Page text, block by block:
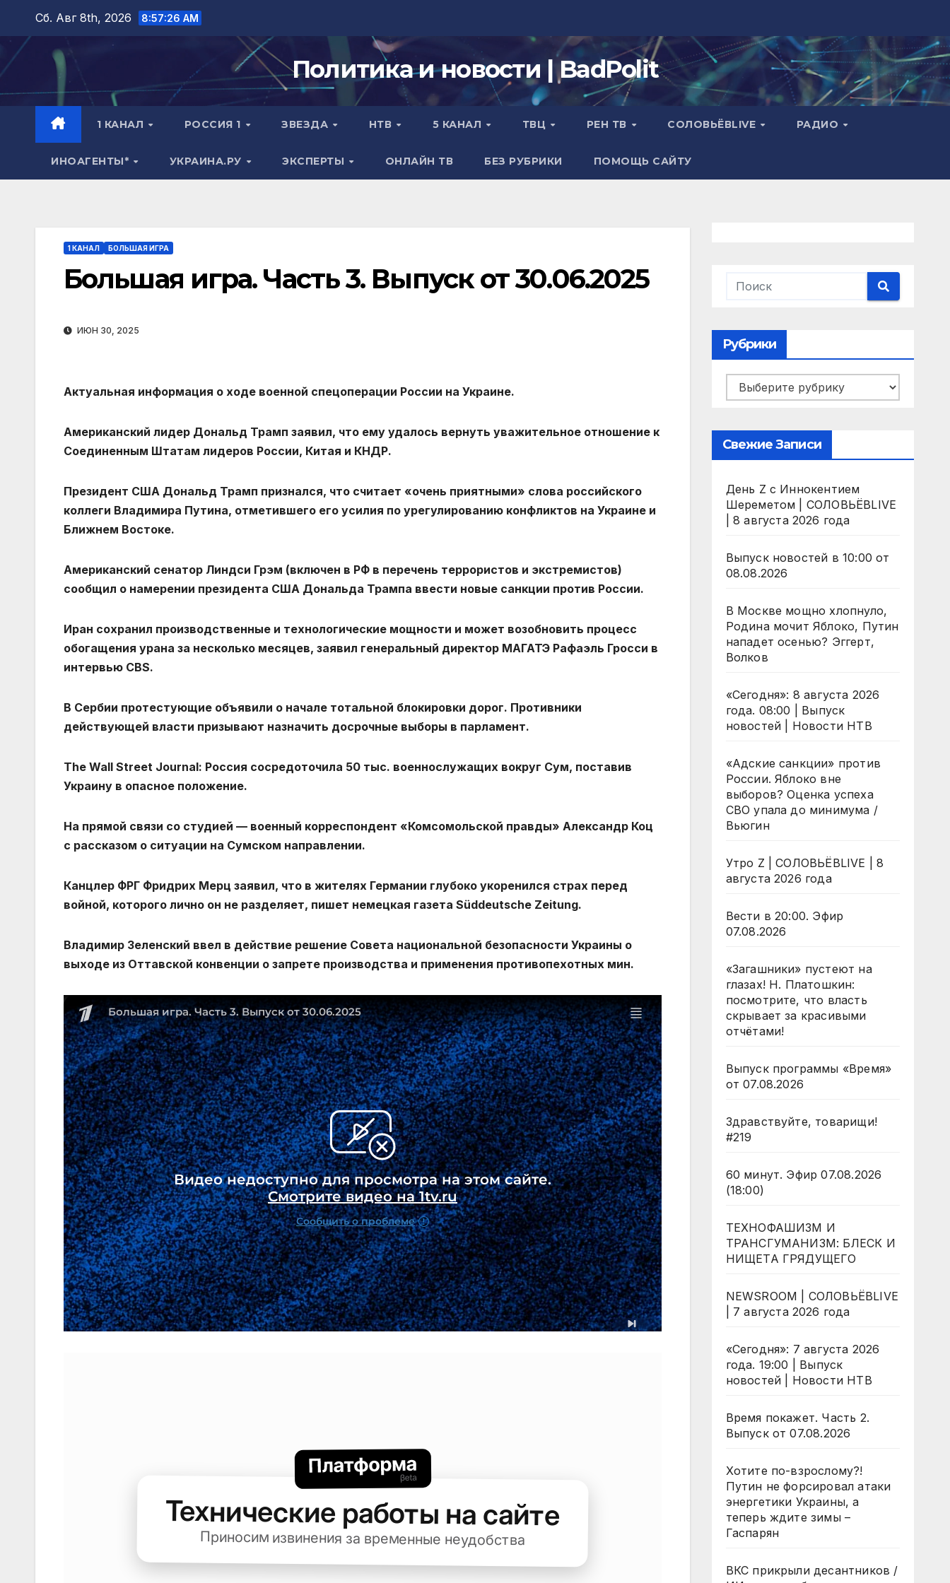
Перейти
содержимому
Сб. Авг 8th, 2026 8:57:27 AM
Политика и новости | BadPolit
1 КАНАЛ РОССИЯ 1 ЗВЕЗДА НТВ 5 КАНАЛ ТВЦ РЕН ТВ СОЛОВЬЁВLIVE РАДИО
ИНОАГЕНТЫ* УКРАИНА.РУ ЭКСПЕРТЫ ОНЛАЙН ТВ БЕЗ РУБРИКИ ПОМОЩЬ САЙТУ
1 КАНАЛ БОЛЬШАЯ ИГРА
Большая игра. Часть 3. Выпуск от 30.06.2025
ИЮН 30, 2025
Актуальная информация о ходе военной спецоперации России на Украине.
Американский лидер Дональд Трамп заявил, что ему удалось вернуть уважительное отношение к
Соединенным Штатам лидеров России, Китая и КНДР.
Президент США Дональд Трамп признался, что считает «очень приятными» слова российского
коллеги Владимира Путина, отметившего его усилия по урегулированию конфликтов на Украине и
Ближнем Востоке.
Американский сенатор Линдси Грэм (включен в РФ в перечень террористов и экстремистов)
сообщил о намерении президента США Дональда Трампа ввести новые санкции против России.
Иран сохранил производственные и технологические мощности и может возобновить процесс
обогащения урана за несколько месяцев, заявил генеральный директор МАГАТЭ Рафаэль Гросси в
интервью CBS.
В Сербии протестующие объявили о начале тотальной блокировки дорог. Противники
действующей власти призывают назначить досрочные выборы в парламент.
The Wall Street Journal: Россия сосредоточила 50 тыс. военнослужащих вокруг Сум, поставив
Украину в опасное положение.
На прямой связи со студией — военный корреспондент «Комсомольской правды» Александр Коц
с рассказом о ситуации на Сумском направлении.
Канцлер ФРГ Фридрих Мерц заявил, что в жителях Германии глубоко укоренился страх перед
войной, которого лично он не разделяет, пишет немецкая газета Süddeutsche Zeitung.
Владимир Зеленский ввел в действие решение Совета национальной безопасности Украины о
выходе из Оттавской конвенции о запрете производства и применения противопехотных мин.
Рубрики
Рубрики
Свежие Записи
День Z с Иннокентием
Шереметом | СОЛОВЬЁВLIVE
| 8 августа 2026 года
Выпуск новостей в 10:00 от
08.08.2026
В Москве мощно хлопнуло,
Родина мочит Яблоко, Путин
нападет осенью? Эггерт,
Волков
«Сегодня»: 8 августа 2026
года. 08:00 | Выпуск
новостей | Новости НТВ
«Адские санкции» против
России. Яблоко вне
выборов? Оценка успеха
СВО упала до минимума /
Вьюгин
Утро Z | СОЛОВЬЁВLIVE | 8
августа 2026 года
Вести в 20:00. Эфир
07.08.2026
«Загашники» пустеют на
глазах! Н. Платошкин:
посмотрите, что власть
скрывает за красивыми
отчётами!
Выпуск программы «Время»
от 07.08.2026
Здравствуйте, товарищи!
#219
60 минут. Эфир 07.08.2026
(18:00)
ТЕХНОФАШИЗМ И
ТРАНСГУМАНИЗМ: БЛЕСК И
НИЩЕТА ГРЯДУЩЕГО
NEWSROOM | СОЛОВЬЁВLIVE
| 7 августа 2026 года
«Сегодня»: 7 августа 2026
года. 19:00 | Выпуск
новостей | Новости НТВ
Время покажет. Часть 2.
Выпуск от 07.08.2026
Хотите по-взрослому?!
Путин не форсировал атаки
энергетики Украины, а
теперь ждите зимы –
Гаспарян
ВКС прикрыли десантников /